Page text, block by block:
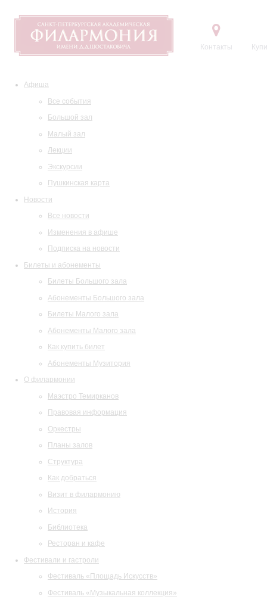
Контакты
Афиша
Все события
Большой зал
Малый зал
Лекции
Экскурсии
Пушкинская карта
Новости
Все новости
Изменения в афише
Подписка на новости
Билеты и абонементы
Билеты Большого зала
Абонементы Большого зала
Билеты Малого зала
Абонементы Малого зала
Как купить билет
Абонементы Музитория
О филармонии
Маэстро Темирканов
Правовая информация
Оркестры
Планы залов
Структура
Как добраться
Визит в филармонию
История
Библиотека
Ресторан и кафе
Фестивали и гастроли
Фестиваль «Площадь Искусств»
Фестиваль «Музыкальная коллекция»